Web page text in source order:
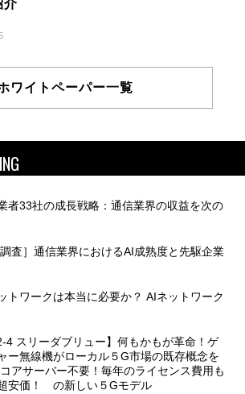
介
ワイトペーパー一覧
者33社の成長戦略：通信業界の収益を次の
調査］通信業界におけるAI成熟度と先駆企業
トワークは本当に必要か？ AIネットワーク
4 スリーダブリュー】何もかもが革命！ゲ
ー無線機がローカル５G市場の既存概念を
アサーバー不要！毎年のライセンス費用も
安価！ の新しい５Gモデル